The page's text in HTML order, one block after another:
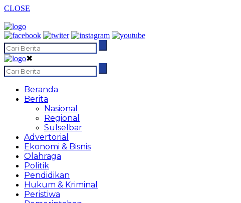
CLOSE
✖
Beranda
Berita
Nasional
Regional
Sulselbar
Advertorial
Ekonomi & Bisnis
Olahraga
Politik
Pendidikan
Hukum & Kriminal
Peristiwa